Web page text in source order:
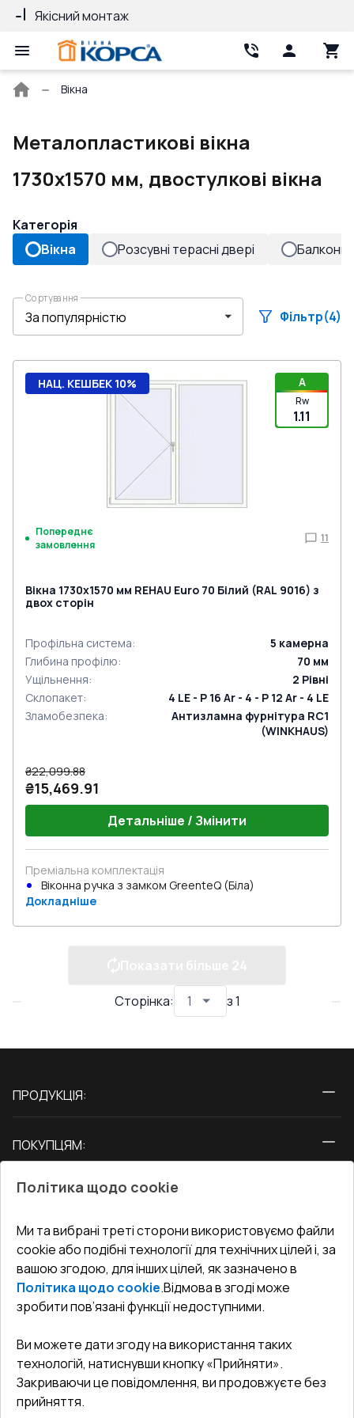
Якісний монтаж
Головна
Вікна
Металопластикові вікна
1730x1570 мм, двостулкові вікна
Категорія
Вікна
Розсувні терасні двері Балконні
Сортування
Фільтр(4)
A
Rw
1.11
НАЦ. КЕШБЕК 10%
Попереднє
замовлення
11
Вікна 1730x1570 мм REHAU Euro 70 Білий (RAL 9016) з
двох сторін
Профільна система: 5 камерна
Глибина профілю: 70 мм
Ущільнення: 2 Рівні
Склопакет:
4 LE - P 16 Ar - 4 - P 12 Ar - 4 LE
Зламобезпека:
Антизламна фурнітура RC1
(WINKHAUS)
₴22,099.88
₴15,469.91
Детальніше / Змінити
Преміальна комплектація
Віконна ручка з замком GreenteQ (Біла)
Докладніше
Сторінка: з1
ПРОДУКЦІЯ:
Двері
ПОКУПЦЯМ:
Блог
Адреса гіпермаркета
Як правильно заміряти вікна
СЕРВІС ТА ОБЛУГОВУВАННЯ:
Доставка і Оплата
Гарантія та Сервіс
Повернення товару
Договір публічної оферти
КОНТАКТИ
Офіс:Україна, м. Вінниця, вул. Келецька 60 кв. 61
undefined(undefined)
Політика щодо cookie
Ми та вибрані треті сторони використовуємо файли
cookie або подібні технології для технічних цілей і, за
вашою згодою, для інших цілей, як зазначено в
Політика щодо cookie.Відмова в згоді може
зробити пов’язані функції недоступними.
Ви можете дати згоду на використання таких
технологій, натиснувши кнопку «Прийняти».
Закриваючи це повідомлення, ви продовжуєте без
прийняття.